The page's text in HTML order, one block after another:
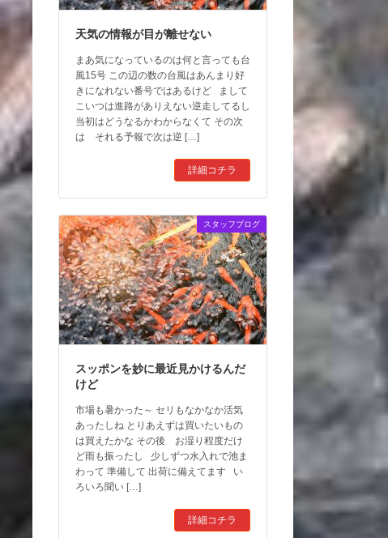
天気の情報が目が離せない
まあ気になっているのは何と言っても台
風15号 この辺の数の台風はあんまり好
きになれない番号ではあるけど まして
こいつは進路がありえない逆走してるし
当初はどうなるかわからなくて その次
は それる予報で次は逆 […]
詳細コチラ
スタッフブログ
スッポンを妙に最近見かけるんだ
けど
市場も暑かった～ セリもなかなか活気
あったしね とりあえずは買いたいもの
は買えたかな その後 お湿り程度だけ
ど雨も振ったし 少しずつ水入れで池ま
わって 準備して 出荷に備えてます い
ろいろ聞い […]
詳細コチラ